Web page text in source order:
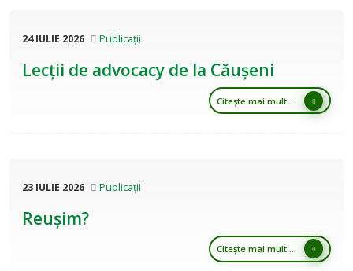
24 IULIE 2026 Publicații
Lecții de advocacy de la Căușeni
Citește mai mult ...
23 IULIE 2026 Publicații
Reușim?
Citește mai mult ...